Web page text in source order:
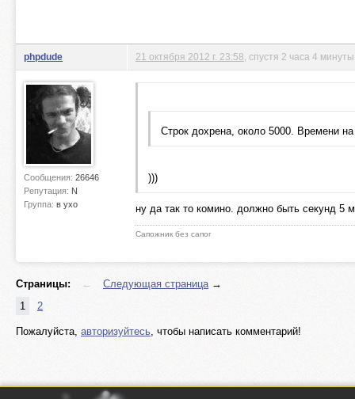
phpdude
Сообщения: 26646
Репутация: N
Группа: в ухо
21 октября 2012 г. 23:58 , спустя 2 часа 4
Строк дохрена, около 5000. Времени
)))
ну да так то комино. должно быть секунд 5
Сапожник без сапог
Страницы: ← Следующая страница→
1
2
Пожалуйста, авторизуйтесь, чтобы написать комментарий!